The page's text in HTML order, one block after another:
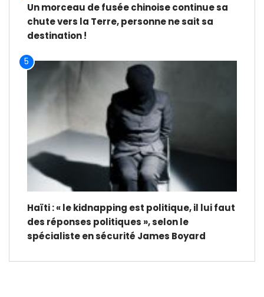
Un morceau de fusée chinoise continue sa
chute vers la Terre, personne ne sait sa
destination !
5
Haïti : « le kidnapping est politique, il lui faut
des réponses politiques », selon le
spécialiste en sécurité James Boyard